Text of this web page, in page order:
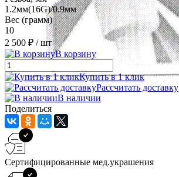
1.2мм(16G)/0.9мм
Вес (грамм)
10
2 500 ₽ / шт
В корзину
Купить в 1 клик
Рассчитать доставку
В наличии
Поделиться
Сертифицированные мед.украшения